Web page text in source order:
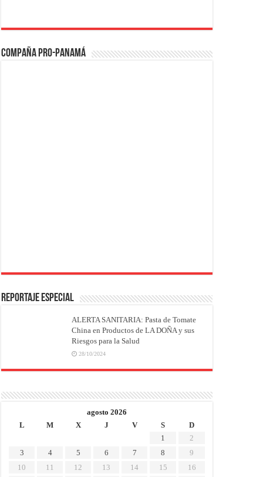
Compaña PRO-Panamá
REPORTAJE ESPECIAL
ALERTA SANITARIA: Pasta de Tomate
China en Productos de LA DOÑA y sus
Riesgos para la Salud
28/10/2024
agosto 2026
L
M X J V S
D
1
2
3
4 5 6 7 8
9
10
11 12 13 14 15 16